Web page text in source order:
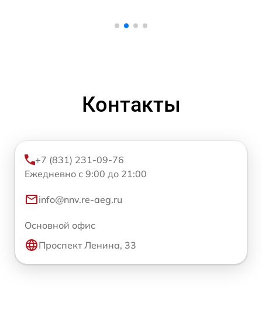
Контакты
+7 (831) 231-09-76
Ежедневно с 9:00 до 21:00
info@nnv.re-aeg.ru
Основной офис
Проспект Ленина, 33